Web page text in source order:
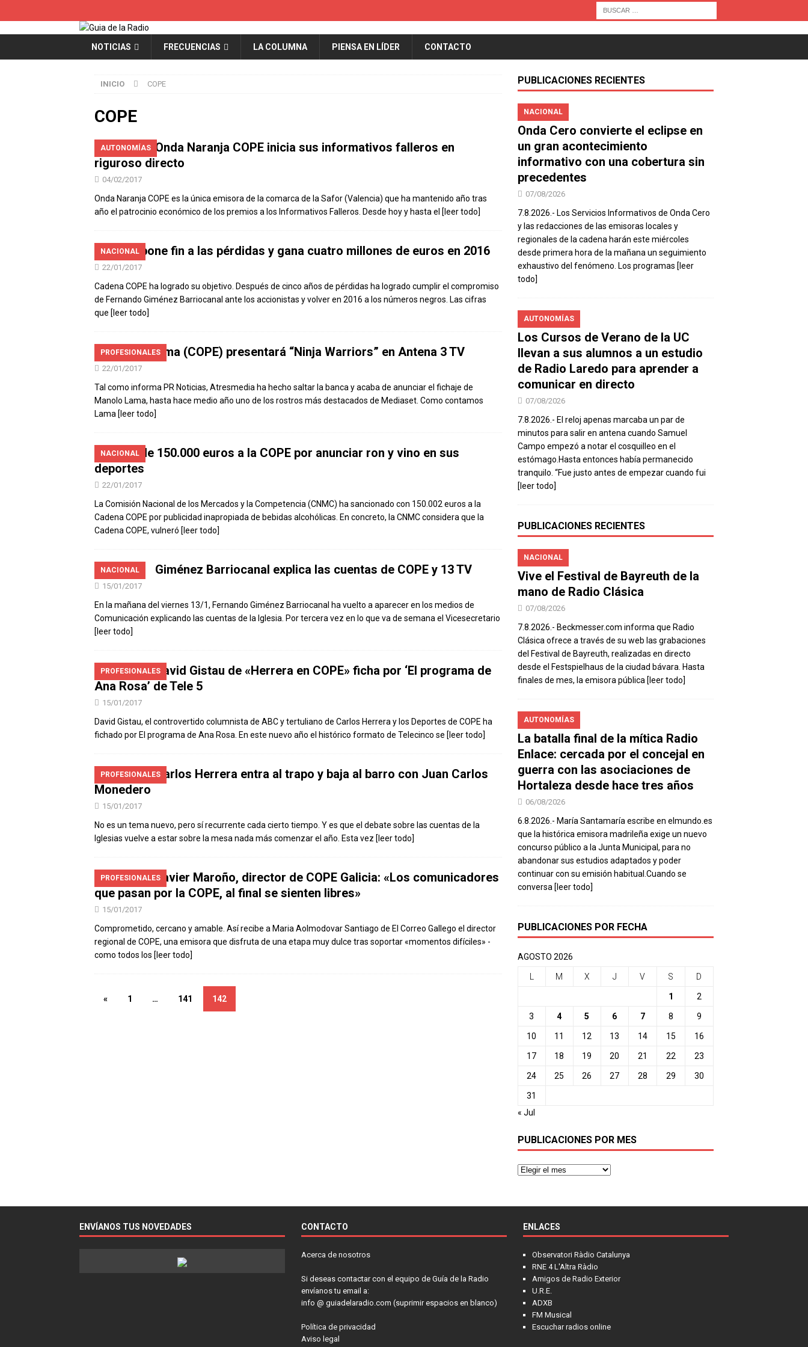
NOTICIAS FRECUENCIAS LA COLUMNA PIENSA EN LÍDER CONTACTO
INICIO COPE
COPE
AUTONOMÍAS
Onda Naranja COPE inicia sus informativos falleros en
riguroso directo
04/02/2017
Onda Naranja COPE es la única emisora de la comarca de la Safor (Valencia) que ha mantenido año tras
año el patrocinio económico de los premios a los Informativos Falleros. Desde hoy y hasta el [leer todo]
NACIONAL
COPE pone fin a las pérdidas y gana cuatro millones de euros en 2016
22/01/2017
Cadena COPE ha logrado su objetivo. Después de cinco años de pérdidas ha logrado cumplir el compromiso
de Fernando Giménez Barriocanal ante los accionistas y volver en 2016 a los números negros. Las cifras
que [leer todo]
PROFESIONALES
Manolo Lama (COPE) presentará “Ninja Warriors” en Antena 3 TV
22/01/2017
Tal como informa PR Noticias, Atresmedia ha hecho saltar la banca y acaba de anunciar el fichaje de
Manolo Lama, hasta hace medio año uno de los rostros más destacados de Mediaset. Como contamos
Lama [leer todo]
NACIONAL
Multa de 150.000 euros a la COPE por anunciar ron y vino en sus
deportes
22/01/2017
La Comisión Nacional de los Mercados y la Competencia (CNMC) ha sancionado con 150.002 euros a la
Cadena COPE por publicidad inapropiada de bebidas alcohólicas. En concreto, la CNMC considera que la
Cadena COPE, vulneró [leer todo]
NACIONAL Giménez Barriocanal explica las cuentas de COPE y 13 TV
15/01/2017
En la mañana del viernes 13/1, Fernando Giménez Barriocanal ha vuelto a aparecer en los medios de
Comunicación explicando las cuentas de la Iglesia. Por tercera vez en lo que va de semana el Vicesecretario
[leer todo]
PROFESIONALESDavid Gistau de «Herrera en COPE» ficha por ‘El programa de
Ana Rosa’ de Tele 5
15/01/2017
David Gistau, el controvertido columnista de ABC y tertuliano de Carlos Herrera y los Deportes de COPE ha
fichado por El programa de Ana Rosa. En este nuevo año el histórico formato de Telecinco se [leer todo]
PROFESIONALESCarlos Herrera entra al trapo y baja al barro con Juan Carlos
Monedero
15/01/2017
No es un tema nuevo, pero sí recurrente cada cierto tiempo. Y es que el debate sobre las cuentas de la
Iglesias vuelve a estar sobre la mesa nada más comenzar el año. Esta vez [leer todo]
PROFESIONALESJavier Maroño, director de COPE Galicia: «Los comunicadores
que pasan por la COPE, al final se sienten libres»
15/01/2017
Comprometido, cercano y amable. Así recibe a Maria Aolmodovar Santiago de El Correo Gallego el director
regional de COPE, una emisora que disfruta de una etapa muy dulce tras soportar «momentos difíciles» -
como todos los [leer todo]
« 1 … 141 142
PUBLICACIONES RECIENTES
NACIONAL
Onda Cero convierte el eclipse en
un gran acontecimiento
informativo con una cobertura sin
precedentes
07/08/2026
7.8.2026.- Los Servicios Informativos de Onda Cero
y las redacciones de las emisoras locales y
regionales de la cadena harán este miércoles
desde primera hora de la mañana un seguimiento
exhaustivo del fenómeno. Los programas [leer
todo]
AUTONOMÍAS
Los Cursos de Verano de la UC
llevan a sus alumnos a un estudio
de Radio Laredo para aprender a
comunicar en directo
07/08/2026
7.8.2026.- El reloj apenas marcaba un par de
minutos para salir en antena cuando Samuel
Campo empezó a notar el cosquilleo en el
estómago.Hasta entonces había permanecido
tranquilo. “Fue justo antes de empezar cuando fui
[leer todo]
PUBLICACIONES RECIENTES
NACIONAL
Vive el Festival de Bayreuth de la
mano de Radio Clásica
07/08/2026
7.8.2026.- Beckmesser.com informa que Radio
Clásica ofrece a través de su web las grabaciones
del Festival de Bayreuth, realizadas en directo
desde el Festspielhaus de la ciudad bávara. Hasta
finales de mes, la emisora pública [leer todo]
AUTONOMÍAS
La batalla final de la mítica Radio
Enlace: cercada por el concejal en
guerra con las asociaciones de
Hortaleza desde hace tres años
06/08/2026
6.8.2026.- María Santamaría escribe en elmundo.es
que la histórica emisora madrileña exige un nuevo
concurso público a la Junta Municipal, para no
abandonar sus estudios adaptados y poder
continuar con su emisión habitual.Cuando se
conversa [leer todo]
PUBLICACIONES POR FECHA
AGOSTO 2026
M X J V S D
1 2
3 4 5 6 7 8 9
10 11 12 13 14 15 16
17 18 19 20 21 22 23
24 25 26 27 28 29 30
31
« Jul
PUBLICACIONES POR MES
ENVÍANOS TUS NOVEDADES CONTACTO
Acerca de nosotros
Si deseas contactar con el equipo de Guía de la Radio
envíanos tu email a:
info @ guiadelaradio.com (suprimir espacios en blanco)
Política de privacidad
Aviso legal
ENLACES
Observatori Ràdio Catalunya
RNE 4 L'Altra Ràdio
Amigos de Radio Exterior
U.R.E.
ADXB
FM Musical
Escuchar radios online